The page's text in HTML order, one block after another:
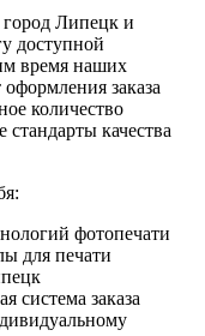
город Липецк и
доступной
время наших
оформления заказа
количество
качества
фотопечати
для печати
система заказа